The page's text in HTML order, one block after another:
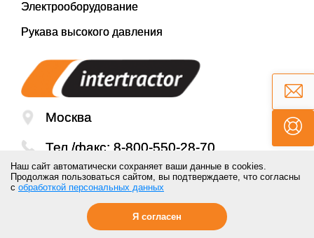
Электрооборудование
Рукава высокого давления
Москва
Тел./факс: 8-800-550-28-70
Email:mail@inter-tractor.ru
Наш сайт автоматически сохраняет ваши данные в cookies.
Продолжая пользоваться сайтом, вы подтверждаете, что согласны
с обработкой персональных данных
Я согласен